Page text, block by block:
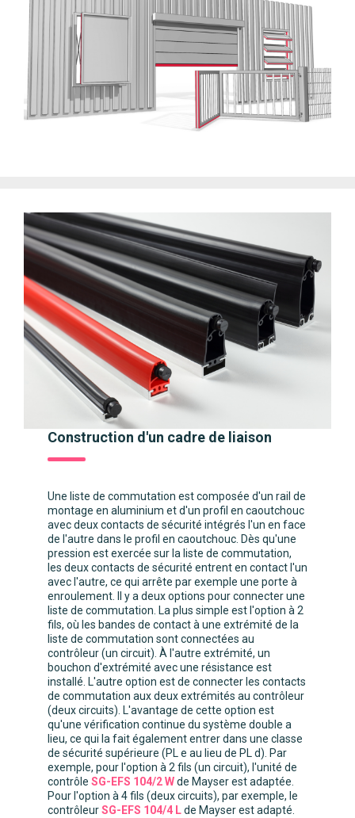
Construction d'un cadre de liaison
Une liste de commutation est composée d'un rail de
montage en aluminium et d'un profil en caoutchouc
avec deux contacts de sécurité intégrés l'un en face
de l'autre dans le profil en caoutchouc. Dès qu'une
pression est exercée sur la liste de commutation,
les deux contacts de sécurité entrent en contact l'un
avec l'autre, ce qui arrête par exemple une porte à
enroulement. Il y a deux options pour connecter une
liste de commutation. La plus simple est l'option à 2
fils, où les bandes de contact à une extrémité de la
liste de commutation sont connectées au
contrôleur (un circuit). À l'autre extrémité, un
bouchon d'extrémité avec une résistance est
installé. L'autre option est de connecter les contacts
de commutation aux deux extrémités au contrôleur
(deux circuits). L'avantage de cette option est
qu'une vérification continue du système double a
lieu, ce qui la fait également entrer dans une classe
de sécurité supérieure (PL e au lieu de PL d). Par
exemple, pour l'option à 2 fils (un circuit), l'unité de
contrôle SG-EFS 104/2 Wde Mayser est adaptée.
Pour l'option à 4 fils (deux circuits), par exemple, le
contrôleurSG-EFS 104/4 Lde Mayser est adapté.